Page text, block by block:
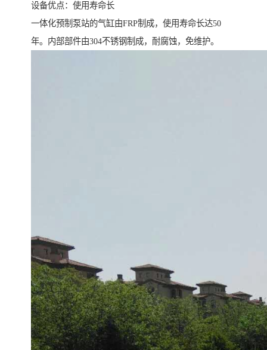
设备优点：使用寿命长
一体化预制泵站的气缸由FRP制成，使用寿命长达50
年。内部部件由304不锈钢制成，耐腐蚀，免维护。